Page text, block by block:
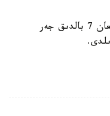
ەسكە سالساق، بۇگىن تاجىكستاندا بولعان 7 بالدىق جەر